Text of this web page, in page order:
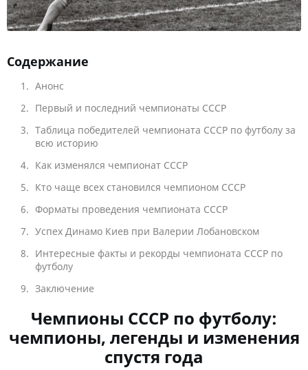
Чемпионы СССР по футболу:
чемпионы, легенды и изменения
спустя года
Содержание
Анонс
Первый и последний чемпионаты СССР
Таблица победителей чемпионата СССР по футболу за
всю историю
Как изменялся чемпионат СССР
Кто чаще всех становился чемпионом СССР
Форматы проведения чемпионата СССР
Успех Динамо Киев при Валерии Лобановском
Интересные факты и рекорды чемпионата СССР по
футболу
Заключение